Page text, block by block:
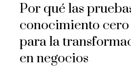
Por qué las
conocimiento cero
para la
en negocios